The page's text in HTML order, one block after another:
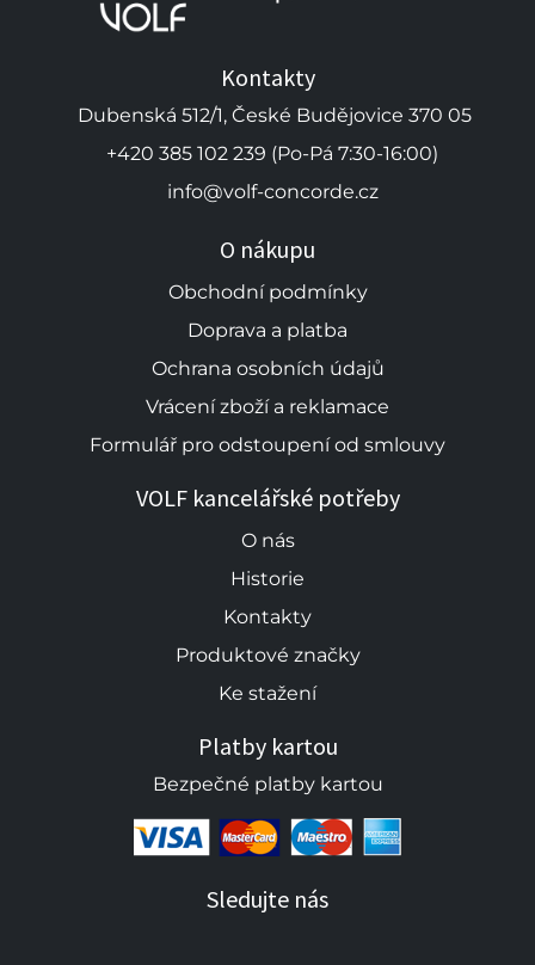
Kontakty
Dubenská 512/1, České Budějovice 370 05
+420 385 102 239 (Po-Pá 7:30-16:00)
info@volf-concorde.cz
O nákupu
Obchodní podmínky
Doprava a platba
Ochrana osobních údajů
Vrácení zboží a reklamace
Formulář pro odstoupení od smlouvy
VOLF kancelářské potřeby
O nás
Historie
Kontakty
Produktové značky
Ke stažení
Platby kartou
Bezpečné platby kartou
Sledujte nás